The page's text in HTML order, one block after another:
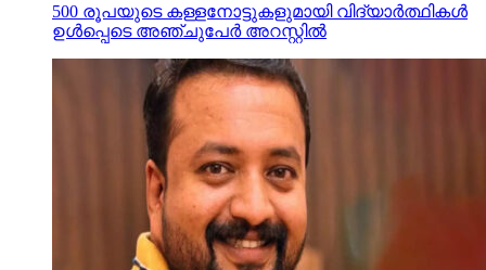
500 രൂപയുടെ കള്ളനോട്ടുകളുമായി വിദ്യാര്‍ത്ഥികള്‍
ഉള്‍പ്പെടെ അഞ്ചുപേര്‍ അറസ്റ്റില്‍